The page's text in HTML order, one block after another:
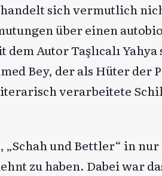
sich vermutlich
über einen
Autor Taşlıcalı
Bey, der als Hüter
verarbeitete
„Schah und Bettler“ in
zu haben. Dabei war